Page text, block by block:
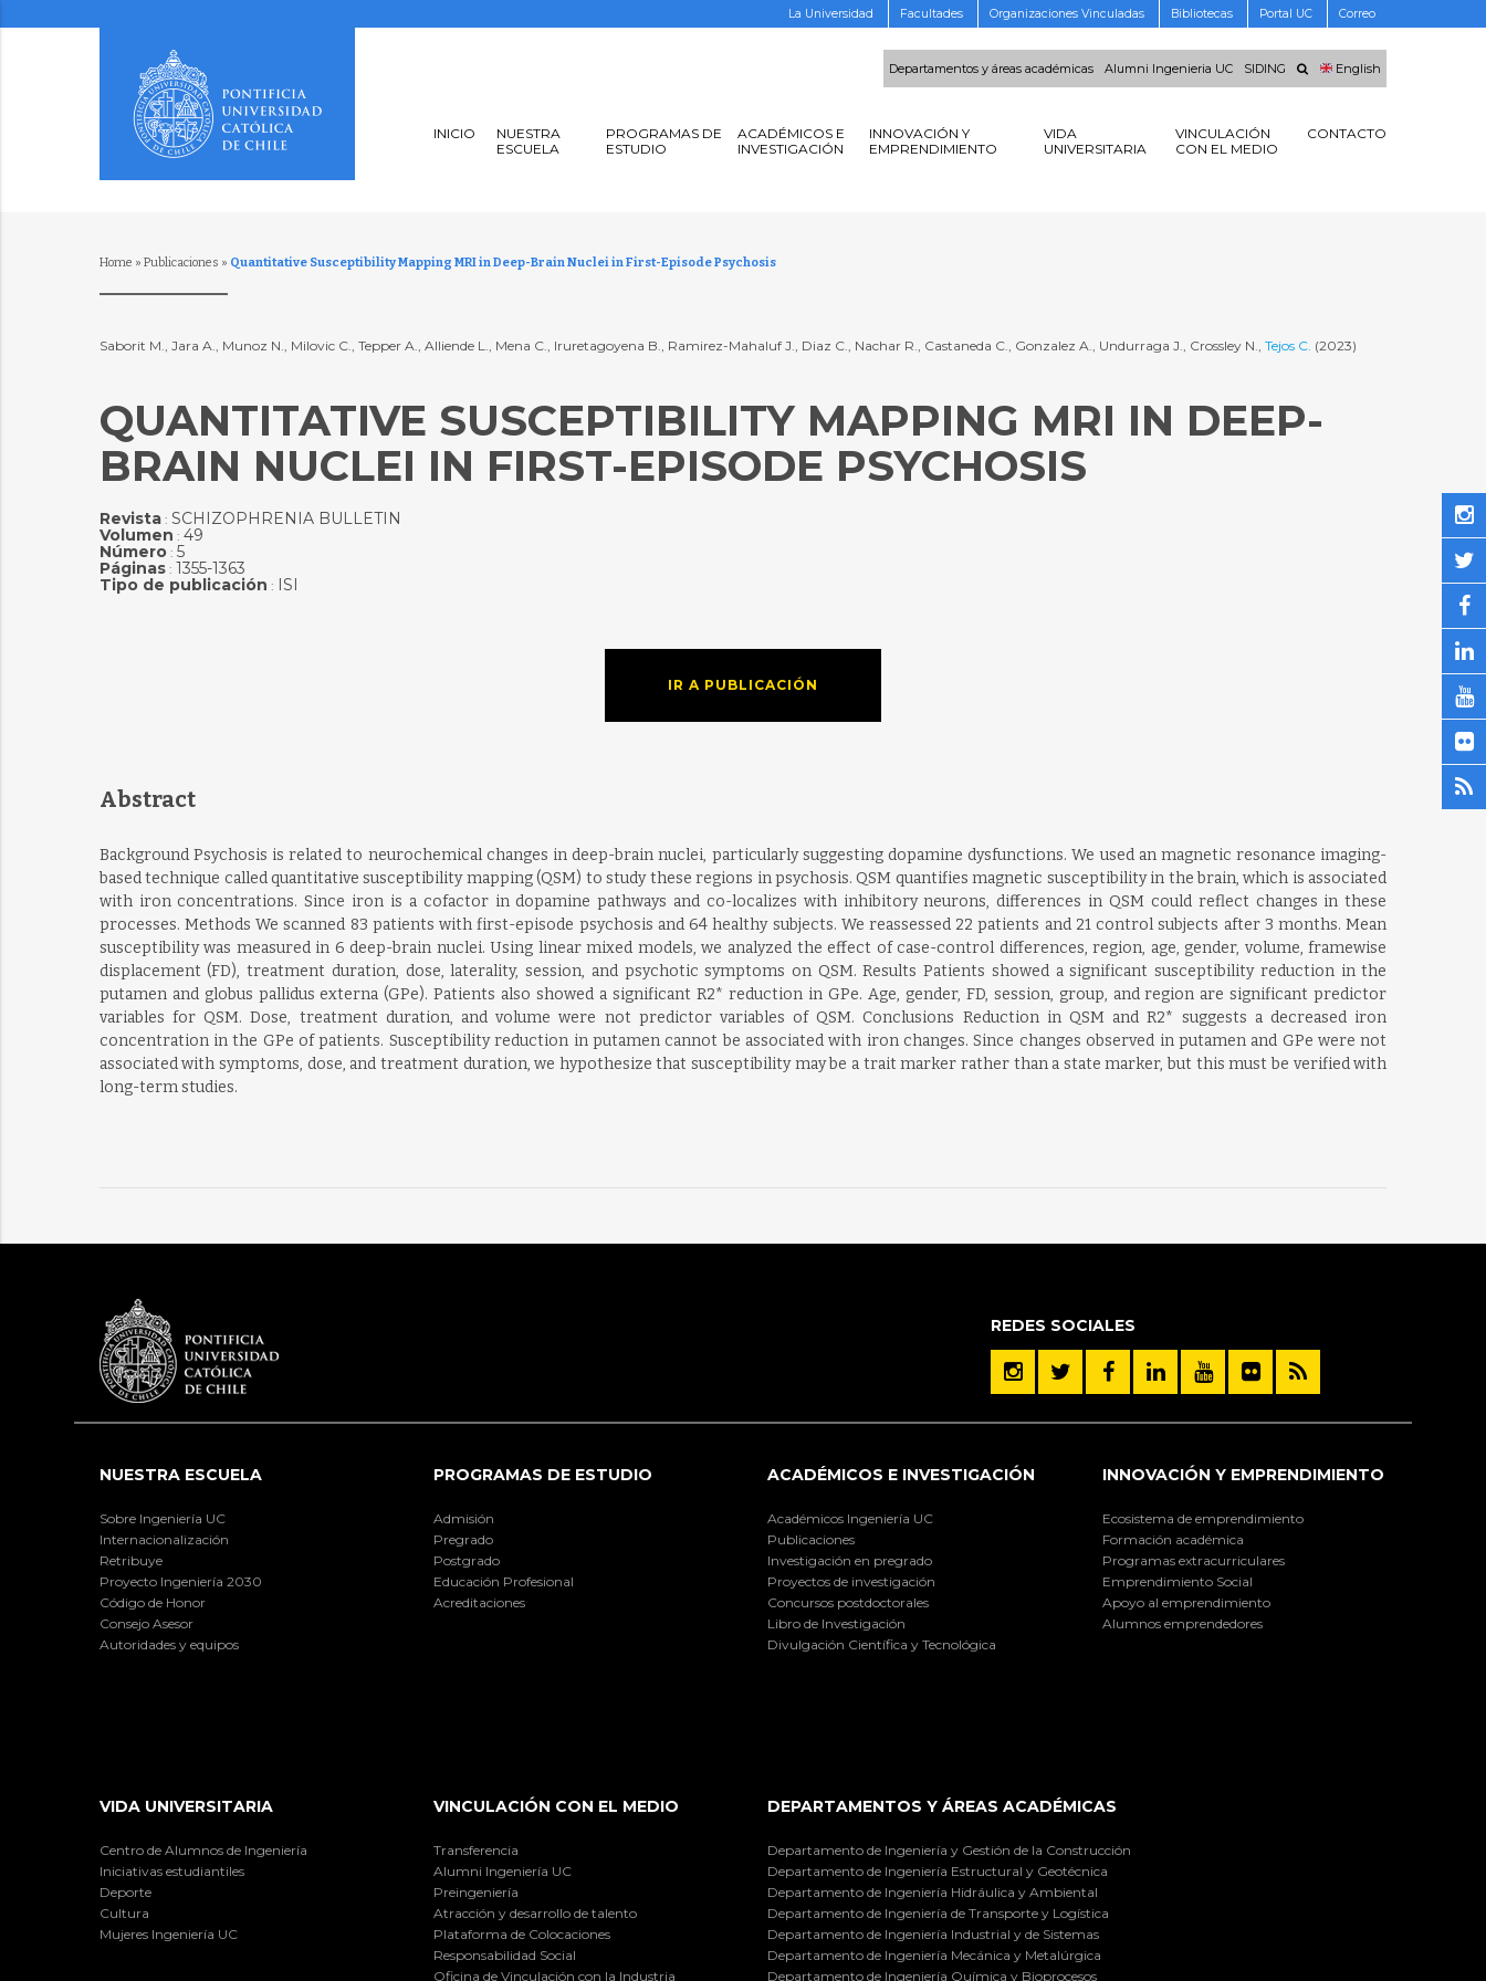
La Universidad Facultades Organizaciones Vinculadas Bibliotecas Portal UC Correo
Departamentos y áreas académicas Alumni Ingenieria UC SIDING English
INICIO
NUESTRA
ESCUELA
PROGRAMAS DE
ESTUDIO
ACADÉMICOS E
INVESTIGACIÓN
INNOVACIÓN Y
EMPRENDIMIENTO
VIDA
UNIVERSITARIA
VINCULACIÓN
CON EL MEDIO
CONTACTO
Home » Publicaciones » Quantitative Susceptibility Mapping MRI in Deep-Brain Nuclei in First-Episode Psychosis
Saborit M., Jara A., Munoz N., Milovic C., Tepper A., Alliende L., Mena C., Iruretagoyena B., Ramirez-Mahaluf J., Diaz C., Nachar R., Castaneda C., Gonzalez A., Undurraga J., Crossley N., Tejos C. (2023)
QUANTITATIVE SUSCEPTIBILITY MAPPING MRI IN DEEP-
BRAIN NUCLEI IN FIRST-EPISODE PSYCHOSIS
Revista: SCHIZOPHRENIA BULLETIN
Volumen : 49
Número: 5
Páginas: 1355-1363
Tipo de publicación : ISI
IR A PUBLICACIÓN
Abstract
Background Psychosis is related to neurochemical changes in deep-brain nuclei, particularly suggesting dopamine dysfunctions. We used an magnetic resonance imaging-
based technique called quantitative susceptibility mapping (QSM) to study these regions in psychosis. QSM quantifies magnetic susceptibility in the brain, which is associated
with iron concentrations. Since iron is a cofactor in dopamine pathways and co-localizes with inhibitory neurons, differences in QSM could reflect changes in these
processes. Methods We scanned 83 patients with first-episode psychosis and 64 healthy subjects. We reassessed 22 patients and 21 control subjects after 3 months. Mean
susceptibility was measured in 6 deep-brain nuclei. Using linear mixed models, we analyzed the effect of case-control differences, region, age, gender, volume, framewise
displacement (FD), treatment duration, dose, laterality, session, and psychotic symptoms on QSM. Results Patients showed a significant susceptibility reduction in the
putamen and globus pallidus externa (GPe). Patients also showed a significant R2* reduction in GPe. Age, gender, FD, session, group, and region are significant predictor
variables for QSM. Dose, treatment duration, and volume were not predictor variables of QSM. Conclusions Reduction in QSM and R2* suggests a decreased iron
concentration in the GPe of patients. Susceptibility reduction in putamen cannot be associated with iron changes. Since changes observed in putamen and GPe were not
associated with symptoms, dose, and treatment duration, we hypothesize that susceptibility may be a trait marker rather than a state marker, but this must be verified with
long-term studies.
REDES SOCIALES
NUESTRA ESCUELA
Sobre Ingeniería UC
Internacionalización
Retribuye
Proyecto Ingeniería 2030
Código de Honor
Consejo Asesor
Autoridades y equipos
PROGRAMAS DE ESTUDIO
Admisión
Pregrado
Postgrado
Educación Profesional
Acreditaciones
ACADÉMICOS E INVESTIGACIÓN
Académicos Ingeniería UC
Publicaciones
Investigación en pregrado
Proyectos de investigación
Concursos postdoctorales
Libro de Investigación
Divulgación Científica y Tecnológica
INNOVACIÓN Y EMPRENDIMIENTO
Ecosistema de emprendimiento
Formación académica
Programas extracurriculares
Emprendimiento Social
Apoyo al emprendimiento
Alumnos emprendedores
VIDA UNIVERSITARIA
Centro de Alumnos de Ingeniería
Iniciativas estudiantiles
Deporte
Cultura
Mujeres Ingeniería UC
VINCULACIÓN CON EL MEDIO
Transferencia
Alumni Ingeniería UC
Preingeniería
Atracción y desarrollo de talento
Plataforma de Colocaciones
Responsabilidad Social
Oficina de Vinculación con la Industria
DEPARTAMENTOS Y ÁREAS ACADÉMICAS
Departamento de Ingeniería y Gestión de la Construcción
Departamento de Ingeniería Estructural y Geotécnica
Departamento de Ingeniería Hidráulica y Ambiental
Departamento de Ingeniería de Transporte y Logística
Departamento de Ingeniería Industrial y de Sistemas
Departamento de Ingeniería Mecánica y Metalúrgica
Departamento de Ingeniería Química y Bioprocesos